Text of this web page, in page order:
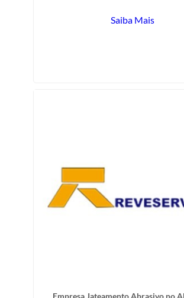
Saiba Mais
Empresa Jateamento Abrasivo no